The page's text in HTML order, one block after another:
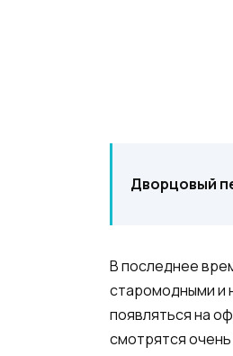
Дворцовый
В последнее
старомодными и
появляться на
смотрятся